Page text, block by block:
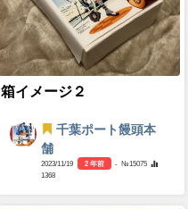
箱イメージ２
千葉ポート饅頭本
舗
2023/11/19 2 年前
- №15075
1368